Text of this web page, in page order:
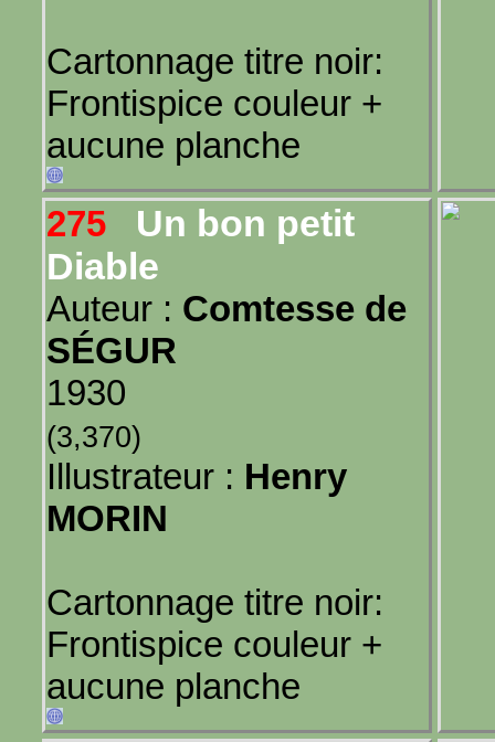
Cartonnage titre noir:
Frontispice couleur +
aucune planche
275
Un bon petit
Diable
Auteur : Comtesse de
SÉGUR
1930
(3,370)
Illustrateur : Henry
MORIN
Cartonnage titre noir:
Frontispice couleur +
aucune planche